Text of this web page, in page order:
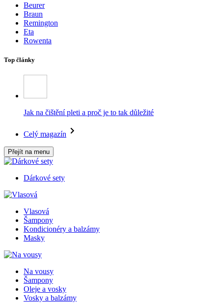
Beurer
Braun
Remington
Eta
Rowenta
Top články
Jak na čištění pleti a proč je to tak důležité
Celý magazín
Přejít na menu
Dárkové sety
Vlasová
Šampony
Kondicionéry a balzámy
Masky
Na vousy
Šampony
Oleje a vosky
Vosky a balzámy